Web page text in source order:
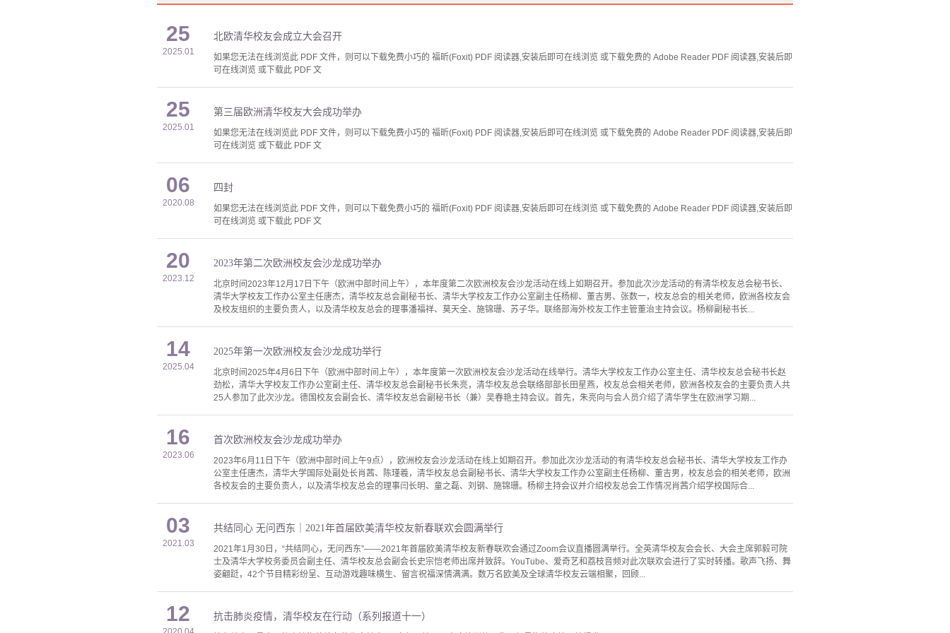
25
2025.01
北欧清华校友会成立大会召开
如果您无法在线浏览此 PDF 文件，则可以下载免费小巧的 福昕(Foxit) PDF 阅读器,安装后即可在线浏览 或下载免费的 Adobe Reader PDF 阅读器,安装后即
可在线浏览 或下载此 PDF 文
25
2025.01
第三届欧洲清华校友大会成功举办
如果您无法在线浏览此 PDF 文件，则可以下载免费小巧的 福昕(Foxit) PDF 阅读器,安装后即可在线浏览 或下载免费的 Adobe Reader PDF 阅读器,安装后即
可在线浏览 或下载此 PDF 文
06
2020.08
四封
如果您无法在线浏览此 PDF 文件，则可以下载免费小巧的 福昕(Foxit) PDF 阅读器,安装后即可在线浏览 或下载免费的 Adobe Reader PDF 阅读器,安装后即
可在线浏览 或下载此 PDF 文
20
2023.12
2023年第二次欧洲校友会沙龙成功举办
北京时间2023年12月17日下午（欧洲中部时间上午），本年度第二次欧洲校友会沙龙活动在线上如期召开。参加此次沙龙活动的有清华校友总会秘书长、
清华大学校友工作办公室主任唐杰，清华校友总会副秘书长、清华大学校友工作办公室副主任杨柳、董吉男、张数一，校友总会的相关老师，欧洲各校友会
及校友组织的主要负责人，以及清华校友总会的理事潘福祥、莫天全、施锦珊、苏子华。联络部海外校友工作主管董治主持会议。杨柳副秘书长...
14
2025.04
2025年第一次欧洲校友会沙龙成功举行
北京时间2025年4月6日下午（欧洲中部时间上午），本年度第一次欧洲校友会沙龙活动在线举行。清华大学校友工作办公室主任、清华校友总会秘书长赵
劲松，清华大学校友工作办公室副主任、清华校友总会副秘书长朱亮，清华校友总会联络部部长田星燕，校友总会相关老师，欧洲各校友会的主要负责人共
25人参加了此次沙龙。德国校友会副会长、清华校友总会副秘书长（兼）吴春艳主持会议。首先，朱亮向与会人员介绍了清华学生在欧洲学习期...
16
2023.06
首次欧洲校友会沙龙成功举办
2023年6月11日下午（欧洲中部时间上午9点），欧洲校友会沙龙活动在线上如期召开。参加此次沙龙活动的有清华校友总会秘书长、清华大学校友工作办
公室主任唐杰，清华大学国际处副处长肖茜、陈瑾羲，清华校友总会副秘书长、清华大学校友工作办公室副主任杨柳、董吉男，校友总会的相关老师，欧洲
各校友会的主要负责人，以及清华校友总会的理事闫长明、童之磊、刘钢、施锦珊。杨柳主持会议并介绍校友总会工作情况肖茜介绍学校国际合...
03
2021.03
共结同心 无问西东｜2021年首届欧美清华校友新春联欢会圆满举行
2021年1月30日，“共结同心，无问西东”——2021年首届欧美清华校友新春联欢会通过Zoom会议直播圆满举行。全英清华校友会会长、大会主席郭毅可院
士及清华大学校务委员会副主任、清华校友总会副会长史宗恺老师出席并致辞。YouTube、爱奇艺和荔枝音频对此次联欢会进行了实时转播。歌声飞扬、舞
姿翩跹，42个节目精彩纷呈、互动游戏趣味横生、留言祝福深情满满。数万名欧美及全球清华校友云端相聚，回顾...
12 抗击肺炎疫情，清华校友在行动（系列报道十一）